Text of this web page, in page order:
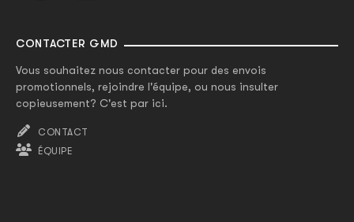
CONTACTER GMD
Vous souhaitez nous contacter pour des envois
promotionnels, rejoindre l'équipe, ou nous insulter
copieusement? C'est par ici.
CONTACT
ÉQUIPE